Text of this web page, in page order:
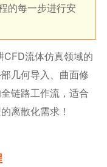
的每一步进行安
CFD流体仿真领域的
几何导入、曲面修
链路工作流，适合
离散化需求！